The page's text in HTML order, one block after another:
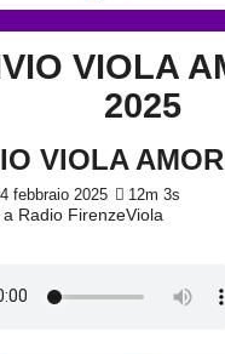
VIOLA
2025
VIOLA
febbraio 2025 12m 3s
Radio FirenzeViola